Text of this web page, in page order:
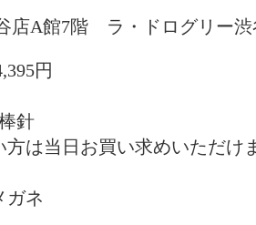
店A館7階 ラ・ドログリー渋
円
針
は当日お買い求めいただけ
ガネ